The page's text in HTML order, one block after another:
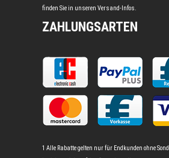
finden Sie in unseren Versand-Infos.
ZAHLUNGSARTEN
1 Alle Rabatte gelten nur für Endkunden ohne